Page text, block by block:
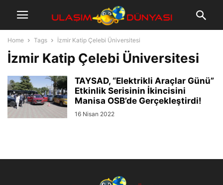
Home Tags İzmir Katip Çelebi Üniversitesi
İzmir Katip Çelebi Üniversitesi
TAYSAD, “Elektrikli Araçlar Günü”
Etkinlik Serisinin İkincisini
Manisa OSB’de Gerçekleştirdi!
16 Nisan 2022